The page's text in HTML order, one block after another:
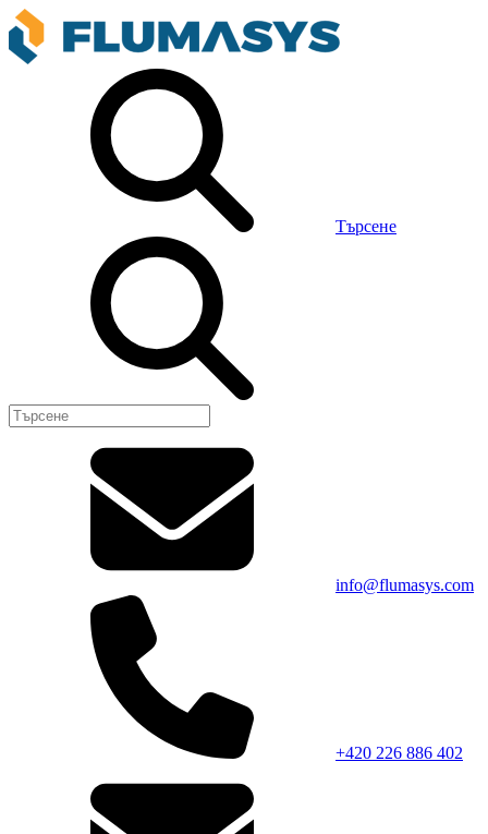
Търсене
info@flumasys.com
+420 226 886 402